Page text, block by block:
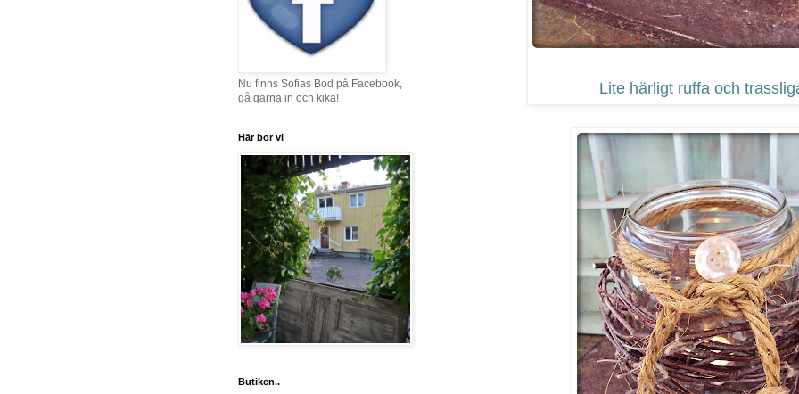
Lite härligt ruffa och
Nu finns Sofias Bod på Facebook,
gå gärna in och kika!
Här bor vi
Butiken..